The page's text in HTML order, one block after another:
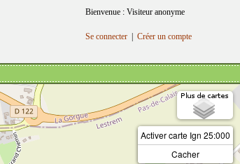
Bienvenue : Visiteur anonyme
Se connecter Créer un compte
Activer carte Ign 25:000
Cacher